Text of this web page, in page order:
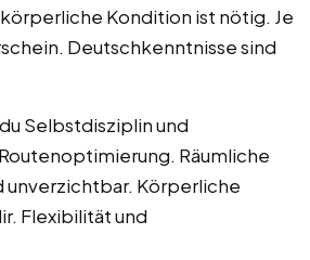
Kondition ist nötig. Je
Deutschkenntnisse sind
Selbstdisziplin und
Räumliche
unverzichtbar. Körperliche
Flexibilität und